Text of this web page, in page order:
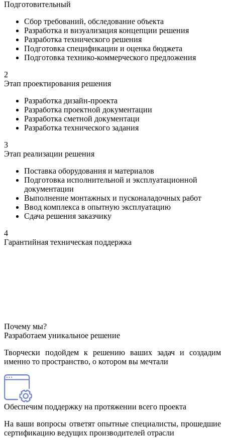
Подготовительный
Сбор требований, обследование объекта
Разработка и визуализация концепции решения
Разработка технического решения
Подготовка спецификации и оценка бюджета
Подготовка технико-коммерческого предложения
2
Этап проектирования решения
Разработка дизайн-проекта
Разработка проектной документации
Разработка сметной документаци
Разработка технического задания
3
Этап реализации решения
Поставка оборудования и материалов
Подготовка исполнительной и эксплуатационной
документации
Выполнение монтажных и пусконаладочных работ
Ввод комплекса в опытную эксплуатацию
Сдача решения заказчику
4
Гарантийная техническая поддержка
Почему мы?
Разработаем уникальное решение
Творчески подойдем к решению ваших задач и создадим
именно то пространство, о котором вы мечтали
Обеспечим поддержку на протяжении всего проекта
На ваши вопросы ответят опытные специалисты, прошедшие
сертификацию ведущих производителей отрасли